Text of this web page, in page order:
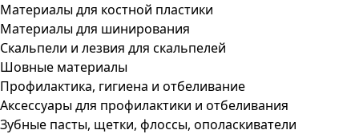
Материалы для костной пластики
Материалы для шинирования
Скальпели и лезвия для скальпелей
Шовные материалы
Профилактика, гигиена и отбеливание
Аксессуары для профилактики и отбеливания
Зубные пасты, щетки, флоссы, ополаскиватели